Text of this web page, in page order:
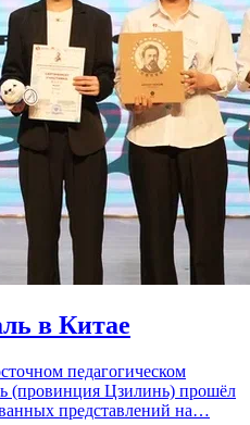
в Китае
педагогическом
(провинция Цзилинь) прошёл
представлений на…